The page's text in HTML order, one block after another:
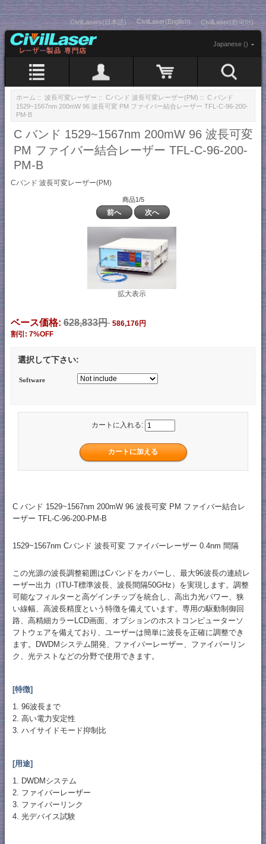
CivilLasers(日本語) CivilLaser(English) CivilLaser(한국어)
Japanese ()
ホーム :: 波長可変レーザー :: Cバンド 波長可変レーザー(PM) :: C バンド
1529~1567nm 200mW 96 波長可変 PM ファイバー結合レーザー TFL-C-96-200-
PM-B
C バンド 1529~1567nm 200mW 96 波長可変
PM ファイバー結合レーザー TFL-C-96-200-
PM-B
Cバンド 波長可変レーザー(PM)
商品1/5
前へ 次へ
拡大表示
ベース価格: 628,833円 586,176円
割引: 7%OFF
選択して下さい:
Software
カートに入れる:
C バンド 1529~1567nm 200mW 96 波長可変 PM ファイバー結合レ
ーザー TFL-C-96-200-PM-B
1529~1567nm Cバンド 波長可変 ファイバーレーザー 0.4nm 間隔
この光源の波長調整範囲はCバンドをカバーし、最大96波長の連続レ
ーザー出力（ITU-T標準波長、波長間隔50GHz）を実現します。調整
可能なフィルターと高ゲインチップを統合し、高出力光パワー、狭
い線幅、高波長精度という特徴を備えています。専用の駆動制御回
路、高精細カラーLCD画面、オプションのホストコンピューターソ
フトウェアを備えており、ユーザーは簡単に波長を正確に調整でき
ます。DWDMシステム開発、ファイバーレーザー、ファイバーリン
ク、光テストなどの分野で使用できます。
[特徴]
1. 96波長まで
2. 高い電力安定性
3. ハイサイドモード抑制比
[用途]
1. DWDMシステム
2. ファイバーレーザー
3. ファイバーリンク
4. 光デバイス試験